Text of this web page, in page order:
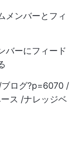
メンバーとフィ
バーにフィード
ブログ?p=6070 /
ス /ナレッジベ